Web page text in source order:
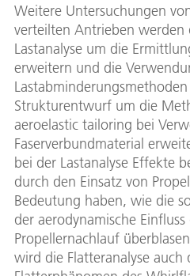
Weitere Untersuchungen
verteilten Antrieben werden
Lastanalyse um die
erweitern und die
Strukturentwurf um die
aeroelastic tailoring bei
Faserverbundmaterial
bei der Lastanalyse Effekte
durch den Einsatz von
Bedeutung haben, wie die
der aerodynamische
Propellernachlauf
wird die Flatteranalyse auch